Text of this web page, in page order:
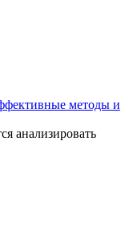
методы и
анализировать